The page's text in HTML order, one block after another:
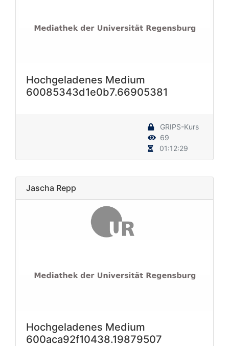
Hochgeladenes Medium
60085343d1e0b7.66905381
GRIPS-Kurs
69
01:12:29
Jascha Repp
Hochgeladenes Medium
600aca92f10438.19879507